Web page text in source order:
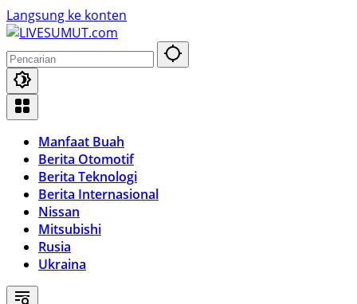
Langsung ke konten
Manfaat Buah
Berita Otomotif
Berita Teknologi
Berita Internasional
Nissan
Mitsubishi
Rusia
Ukraina